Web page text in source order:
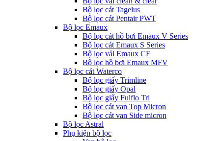
Bộ lọc cát Tagelus
Bộ lọc cát Pentair PWT
Bộ lọc Emaux
Bộ lọc cát hồ bơi Emaux V Series
Bộ lọc cát Emaux S Series
Bộ lọc vải Emaux CF
Bô lọc hồ bơi Emaux MFV
Bộ lọc cát Waterco
Bộ lọc giấy Trimline
Bộ lọc giấy Opal
Bộ lọc giấy Fulflo Tri
Bộ lọc cát van Top Micron
Bộ lọc cát van Side micron
Bộ lọc Astral
Phụ kiện bộ lọc